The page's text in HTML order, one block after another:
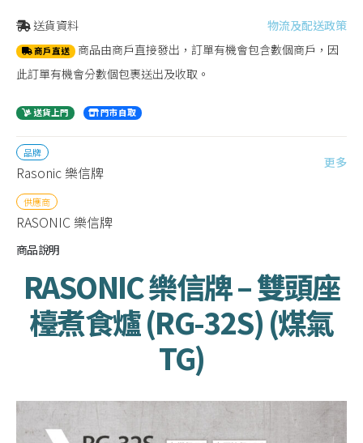
送貨資料 物流及配送政策
商戶直送 商品由商戶直接發出，訂單有機會包含數個商戶，因
此訂單有機會分數個包裹送出及收取。
送貨上門 門市自取
品牌
Rasonic 樂信牌
更多
供應商
RASONIC 樂信牌
商品說明
RASONIC 樂信牌 – 雙頭座
檯煮食爐 (RG-32S) (煤氣
TG)